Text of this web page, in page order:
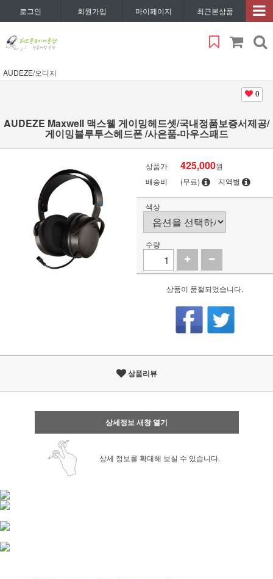
로그인 회원가입 마이페이지 최근본상품
AUDEZE/오디지
0
AUDEZE Maxwell 맥스웰 게이밍헤드셋/국내정품보증서제공/
게이밍블루투스헤드폰 /사은품-마우스패드
상품가 425,000원
배송비
(무료) 지역별
색상
수량
상품이 품절되었습니다.
상품리뷰
상세정보 새창 열기
상세 정보를 확대해 보실 수 있습니다.